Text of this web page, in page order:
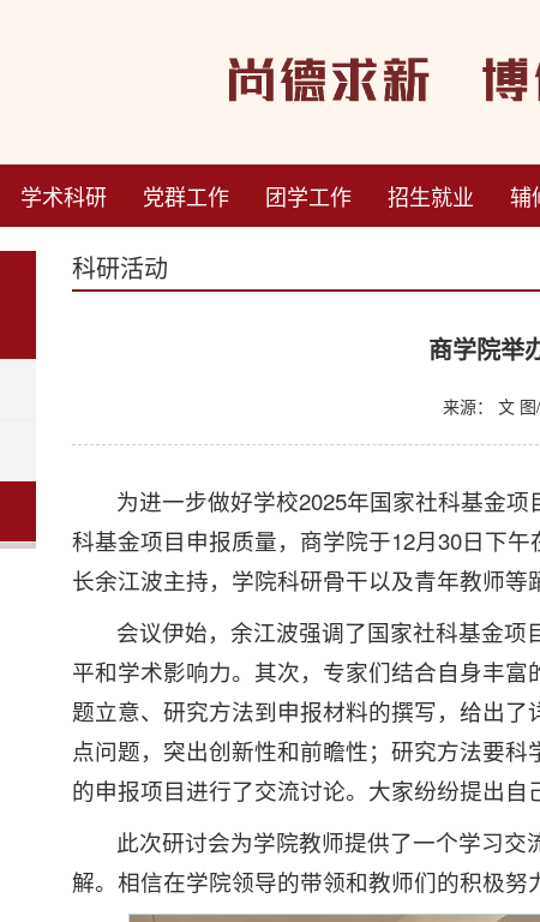
学术科研 党群工作 团学工作 招生就业 辅
科研活动
商学院举
来源： 文
为进一步做好学校2025年国家社科基金
科基金项目申报质量，商学院于12月30日下
长余江波主持，学院科研骨干以及青年教师等
会议伊始，余江波强调了国家社科基金
平和学术影响力。其次，专家们结合自身丰
题立意、研究方法到申报材料的撰写，给出
点问题，突出创新性和前瞻性；研究方法要
的申报项目进行了交流讨论。大家纷纷提出自
此次研讨会为学院教师提供了一个学习
解。相信在学院领导的带领和教师们的积极努